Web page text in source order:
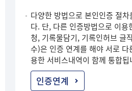
다양한 방법으로 본인인증 절
다. 단, 다른 인증방법으로 이용
청, 기록물담기, 기록인허브 글
수)은 인증 연계를 해야 서로 다
용한 서비스내역이 함께 통합됩
인증연계